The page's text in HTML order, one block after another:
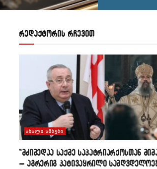
რედაქტორის რჩევით
ᲐᲮᲐᲚᲘ ᲐᲛᲑᲔᲑᲘ
“მძიმედაა საქმე საპატრიარქოსთან
– აგრერიგ პატივაყრილი